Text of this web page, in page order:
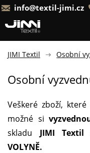
info@textil-jimi.cz
JIMI Textil Osobní
Osobní
Veškeré zboží,
možné si
skladu JIMI Textil
VOLYNĚ.